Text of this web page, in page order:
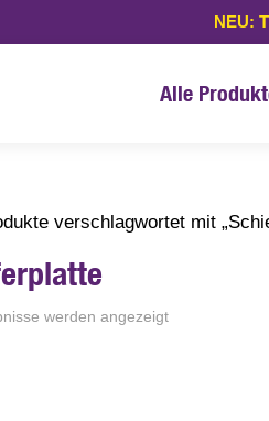
NEU:
Alle
verschlagwortet mit
werden angezeigt